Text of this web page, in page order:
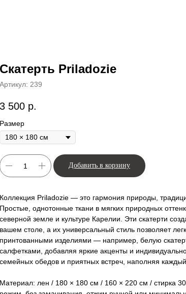
Скатерть Priladozie
Артикул: 239
3 500 р.
Размер
Добавить в корзину
Коллекция Priladozie — это гармония природы,
Простые, однотонные ткани в мягких природных
северной земле и культуре Карелии. Эти скатерти
вашем столе, а их универсальный стиль позволяет
принтованными изделиями — например, белую
салфетками, добавляя яркие акценты и
семейных обедов и приятных встреч, наполняя
Материал: лен / 180 × 180 см / 160 × 220 см / стирка